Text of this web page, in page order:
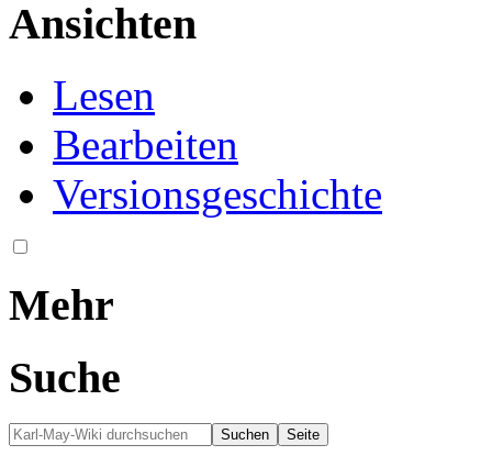
Ansichten
Lesen
Bearbeiten
Versionsgeschichte
Mehr
Suche